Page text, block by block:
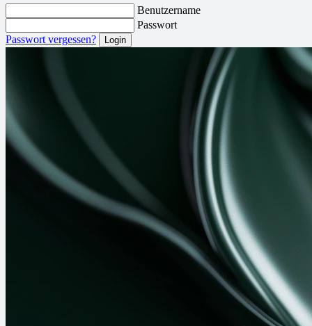
Benutzername
Passwort
Passwort vergessen?